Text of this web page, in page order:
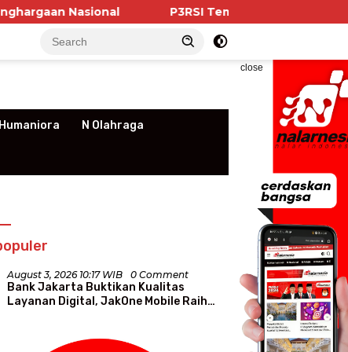
P3RSI Temui Kementerian PKP, Pengurus
close
N Olahraga
August 3, 2026 10:17 WIB 0 Comment
Bank Jakarta Buktikan Kualitas
Layanan Digital, JakOne Mobile Raih